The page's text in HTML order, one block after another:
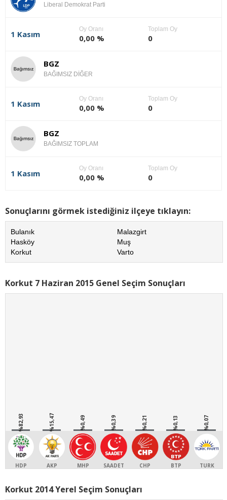
Liberal Demokrat Parti
1 Kasım
Oy Oranı
0,00 %
Toplam Oy
0
BGZ
BAĞIMSIZ DİĞER
1 Kasım
Oy Oranı
0,00 %
Toplam Oy
0
BGZ
BAĞIMSIZ TOPLAM
1 Kasım
Oy Oranı
0,00 %
Toplam Oy
0
Sonuçlarını görmek istediğiniz ilçeye tıklayın:
Bulanık
Hasköy
Korkut
Malazgirt
Muş
Varto
Korkut 7 Haziran 2015 Genel Seçim Sonuçları
%82,93
HDP
%15,47
AKP
%0,49
MHP
%0,39
SAADET
%0,21
CHP
%0,13
BTP
%0,07
TURK
Korkut 2014 Yerel Seçim Sonuçları